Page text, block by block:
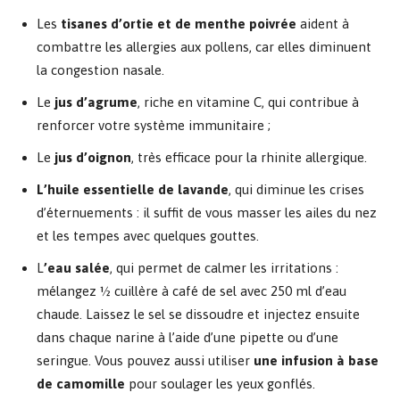
Les tisanes d’ortie et de menthe poivrée aident à
combattre les allergies aux pollens, car elles diminuent
la congestion nasale.
Le jus d’agrume, riche en vitamine C, qui contribue à
renforcer votre système immunitaire ;
Le jus d’oignon, très efficace pour la rhinite allergique.
L’huile essentielle de lavande, qui diminue les crises
d’éternuements : il suffit de vous masser les ailes du nez
et les tempes avec quelques gouttes.
L’eau salée, qui permet de calmer les irritations :
mélangez ½ cuillère à café de sel avec 250 ml d’eau
chaude. Laissez le sel se dissoudre et injectez ensuite
dans chaque narine à l’aide d’une pipette ou d’une
seringue. Vous pouvez aussi utiliser une infusion à base
de camomille pour soulager les yeux gonflés.